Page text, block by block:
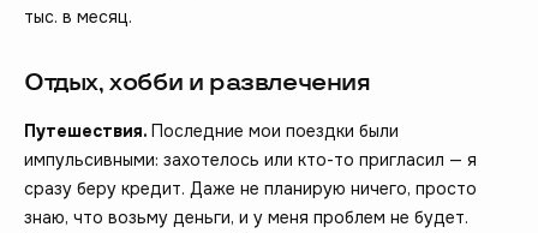
тыс. в месяц.
Отдых, хобби и развлечения
Путешествия. Последние мои поездки были
импульсивными: захотелось или кто-то пригласил — я
сразу беру кредит. Даже не планирую ничего, просто
знаю, что возьму деньги, и у меня проблем не будет.